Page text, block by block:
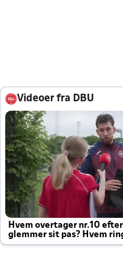
Videoer fra DBU
Hvem overtager nr.10
glemmer sit pas? Hvem
altid til efter kampe?